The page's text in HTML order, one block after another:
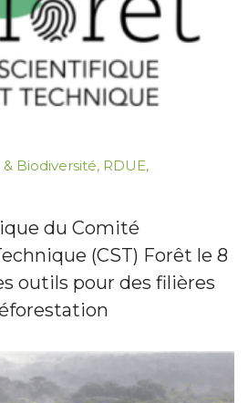
Biodiversité, RDUE,
du Comité
(CST) Forêt le 8
outils pour des filières